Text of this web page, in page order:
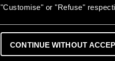
"Customise" or "Refuse"
CONTINUE WITHOUT